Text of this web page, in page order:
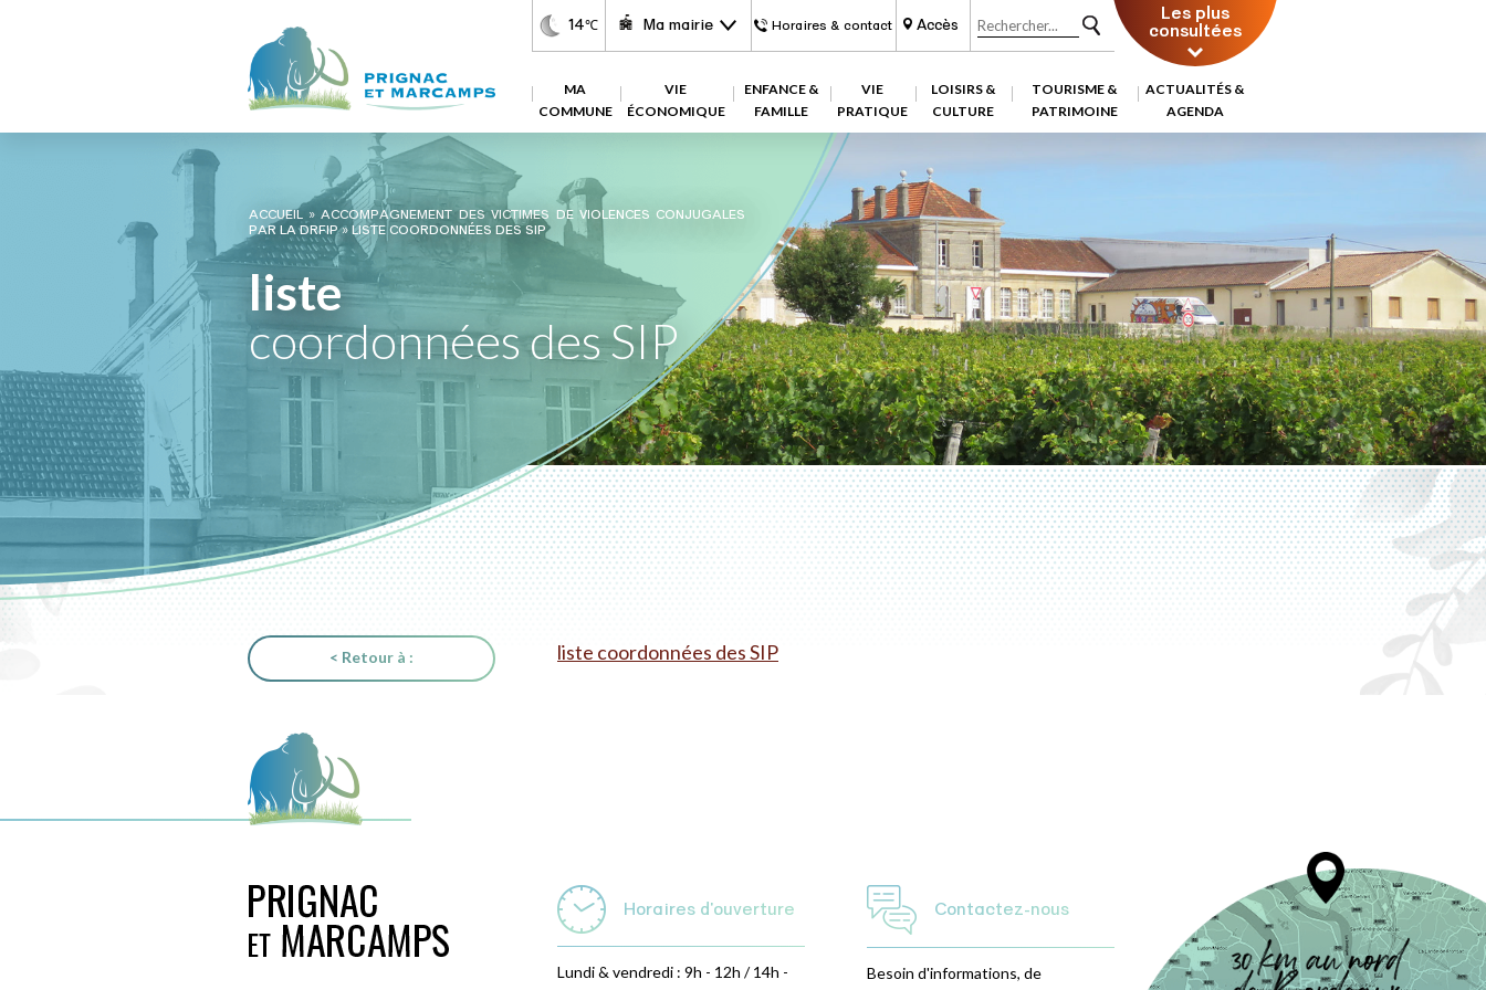
14℃ Ma mairie Horaires & contact Accès Les plus
consultées
MA
COMMUNE
VIE
ÉCONOMIQUE
ENFANCE &
FAMILLE
VIE
PRATIQUE
LOISIRS &
CULTURE
TOURISME &
PATRIMOINE
ACTUALITÉS &
AGENDA
ACCUEIL»ACCOMPAGNEMENT DES VICTIMES DE VIOLENCES CONJUGALES
PAR LA DRFIP»LISTE COORDONNÉES DES SIP
liste
coordonnées des SIP
< Retour à : liste coordonnées des SIP
Horaires d'ouverture
Lundi & vendredi : 9h - 12h / 14h -
Contactez-nous
Besoin d'informations, de